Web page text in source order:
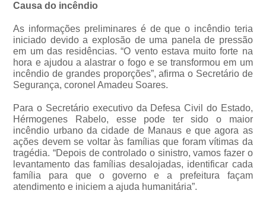
Causa do incêndio
As informações preliminares é de que o incêndio teria
iniciado devido a explosão de uma panela de pressão
em um das residências. “O vento estava muito forte na
hora e ajudou a alastrar o fogo e se transformou em um
incêndio de grandes proporções”, afirma o Secretário de
Segurança, coronel Amadeu Soares.
Para o Secretário executivo da Defesa Civil do Estado,
Hérmogenes Rabelo, esse pode ter sido o maior
incêndio urbano da cidade de Manaus e que agora as
ações devem se voltar às famílias que foram vítimas da
tragédia. “Depois de controlado o sinistro, vamos fazer o
levantamento das famílias desalojadas, identificar cada
família para que o governo e a prefeitura façam
atendimento e iniciem a ajuda humanitária”.